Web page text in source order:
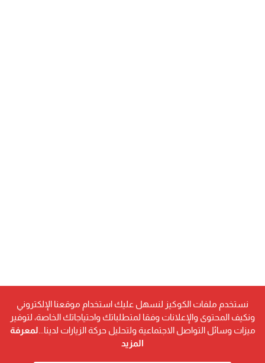
نستخدم ملفات الكوكيز لنسهل عليك استخدام موقعنا الإلكتروني
ونكيف المحتوى والإعلانات وفقا لمتطلباتك واحتياجاتك الخاصة، لتوفير
ميزات وسائل التواصل الاجتماعية ولتحليل حركة الزيارات لدينا... لمعرفة
المزيد